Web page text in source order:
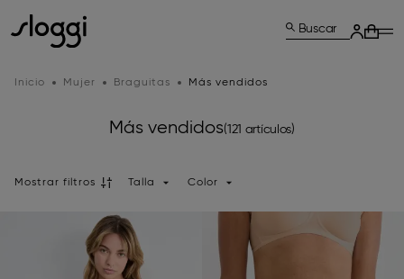
Buscar
Inicio Mujer Braguitas Más vendidos
Más vendidos(121 artículos)
Mostrar filtros Talla Color